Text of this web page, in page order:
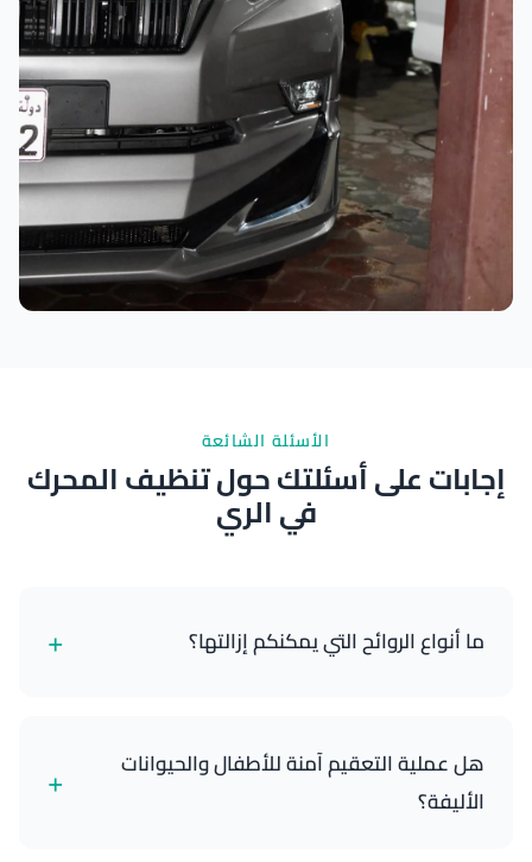
الأسئلة الشائعة
إجابات على أسئلتك حول تنظيف المحرك
في الري
ما أنواع الروائح التي يمكنكم إزالتها؟ +
ذلك الدخان، الحيوانات الأليفة، الطعام، العفن، والرطوبة
العامة. معالجة الأوزون لدينا تستهدف وتحيد الجزيئات
المسببة للرائحة.
هل عملية التعقيم آمنة للأطفال والحيوانات
الأليفة؟
+